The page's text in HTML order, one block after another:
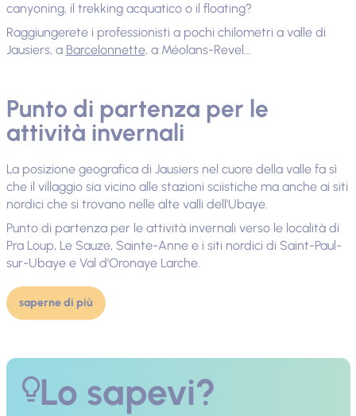
canyoning, il trekking acquatico o il floating?
Raggiungerete i professionisti a pochi chilometri a valle di
Jausiers, a Barcelonnette, a Méolans-Revel…
Punto di partenza per le
attività invernali
La posizione geografica di Jausiers nel cuore della valle fa sì
che il villaggio sia vicino alle stazioni sciistiche ma anche ai siti
nordici che si trovano nelle alte valli dell'Ubaye.
Punto di partenza per le attività invernali verso le località di
Pra Loup, Le Sauze, Sainte-Anne e i siti nordici di Saint-Paul-
sur-Ubaye e Val d'Oronaye Larche.
saperne di più
Lo sapevi?